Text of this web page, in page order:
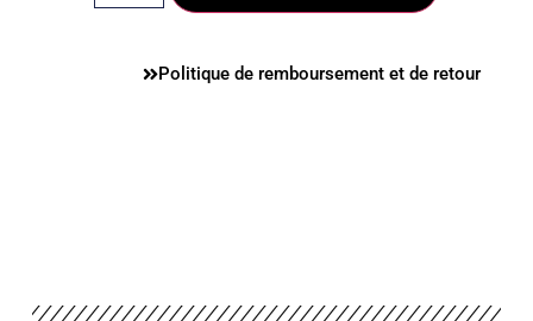
Politique de remboursement et de retour